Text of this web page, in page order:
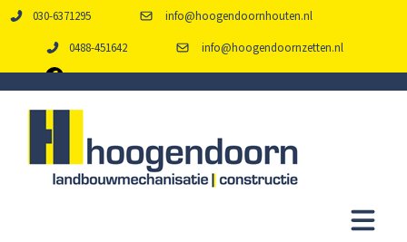
030-6371295 info@hoogendoornhouten.nl
0488-451642 info@hoogendoornzetten.nl